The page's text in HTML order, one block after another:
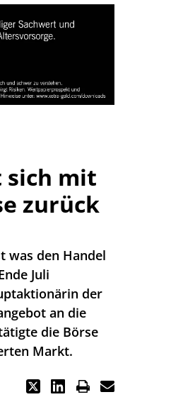
sich mit
zurück
was den Handel
Juli
der
an die
die Börse
Markt.